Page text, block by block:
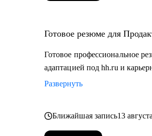
Готовое резюме для
Готовое профессиональное
адаптацией под hh.ru и
Развернуть
Ближайшая запись13